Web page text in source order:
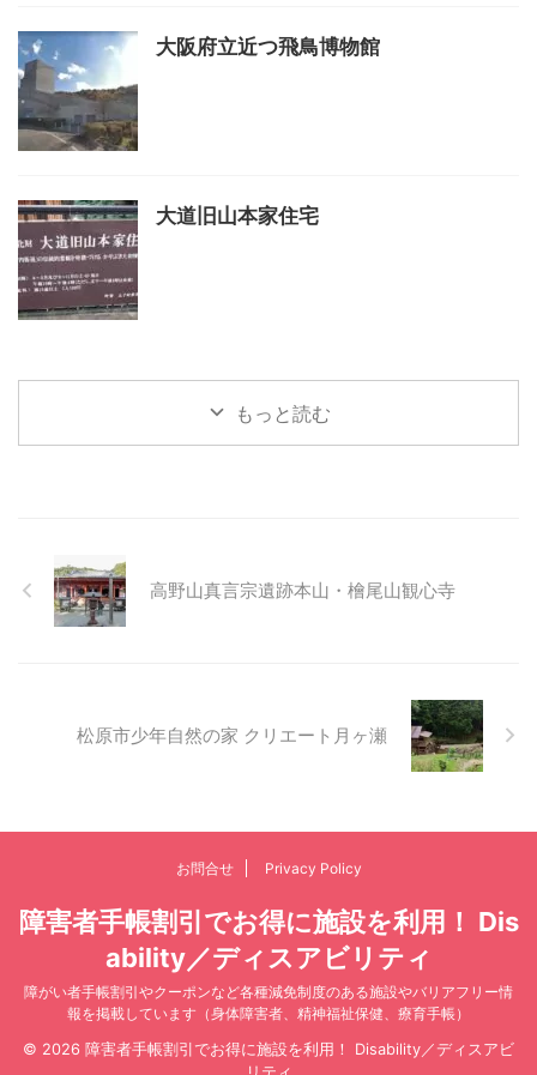
大阪府立近つ飛鳥博物館
大道旧山本家住宅
もっと読む
高野山真言宗遺跡本山・檜尾山観心寺
松原市少年自然の家 クリエート月ヶ瀬
お問合せ Privacy Policy
障害者手帳割引でお得に施設を利用！ Dis
ability／ディスアビリティ
障がい者手帳割引やクーポンなど各種減免制度のある施設やバリアフリー情
報を掲載しています（身体障害者、精神福祉保健、療育手帳）
© 2026 障害者手帳割引でお得に施設を利用！ Disability／ディスアビ